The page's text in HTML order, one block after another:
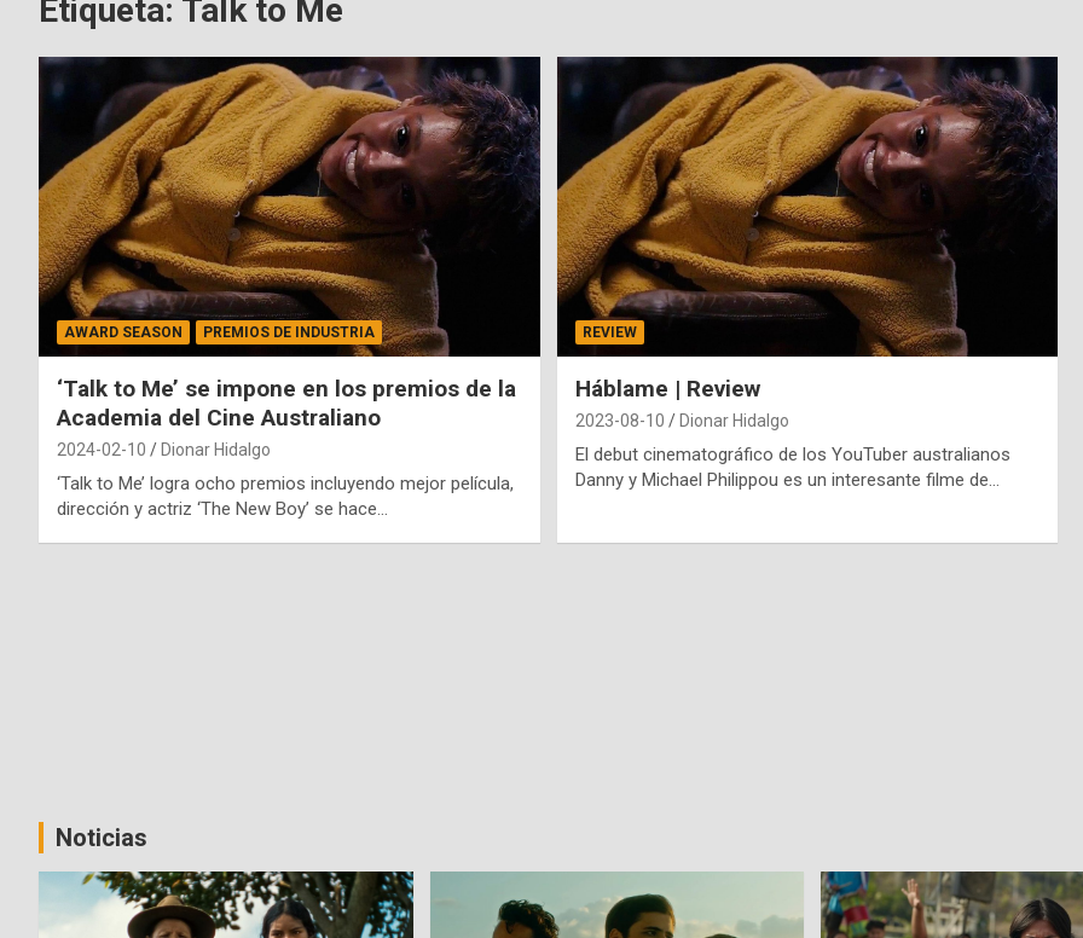
Etiqueta: Talk to Me
AWARD SEASON PREMIOS DE INDUSTRIA
‘Talk to Me’ se impone en los premios de la
Academia del Cine Australiano
2024-02-10 Dionar Hidalgo
‘Talk to Me’ logra ocho premios incluyendo mejor película,
dirección y actriz ‘The New Boy’ se hace…
REVIEW
Háblame | Review
2023-08-10 Dionar Hidalgo
El debut cinematográfico de los YouTuber australianos
Danny y Michael Philippou es un interesante filme de…
Noticias